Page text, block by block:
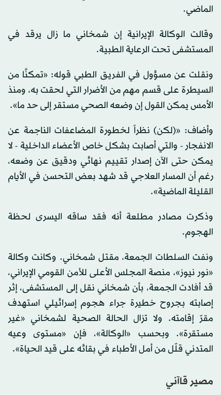
الماضي.
وقالت الوكالة الإيرانية إن شمخاني ما زال يرقد في
المستشفى تحت الرعاية الطبية.
ونقلت عن مسؤول في الفريق الطبي قوله: «تمكنَّا من
السيطرة على قسم مهم من الأضرار التي لحقت به، ومنذ
الأمس يمكن القول إن وضعه الصحي مستقر إلى حد ما».
وأضاف: «(لكن) نظراً لخطورة المضاعفات الناجمة عن
الانفجار - والتي أصابت بشكل خاص الأعضاء الداخلية - لا
يمكن حتى الآن إصدار تقييم نهائي ودقيق عن وضعه،
رغم أن المسار العلاجي قد شهد بعض التحسن في الأيام
القليلة الماضية».
وذكرت مصادر مطلعة أنه فقد ساقه اليسرى لحظة
الهجوم.
ونفت السلطات الجمعة، مقتل شمخاني. وكانت وكالة
«نور نيوز»، منصة المجلس الأعلى للأمن القومي الإيراني،
قد أفادت الجمعة، بأن شمخاني نقل إلى المستشفى، إثر
إصابته بجروح خطيرة جراء هجوم إسرائيلي استهدف
مقرّ إقامته. ولا تزال الحالة الصحية لشمخاني «غير
مستقرة». وبحسب «الوكالة»، فإن «مستوى وعيه
المتدني قلّل من أمل الأطباء في بقائه على قيد الحياة».
مصير قاآني